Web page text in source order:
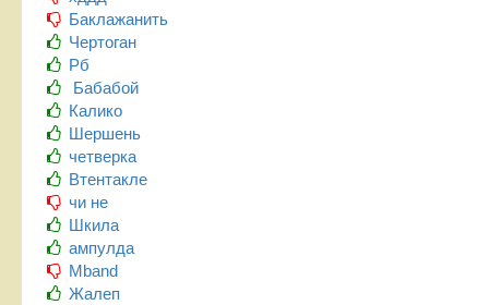
Баклажанить
Чертоган
Рб
Бабабой
Калико
Шершень
четверка
Втентакле
чи не
Шкила
ампулда
Mband
Жалеп